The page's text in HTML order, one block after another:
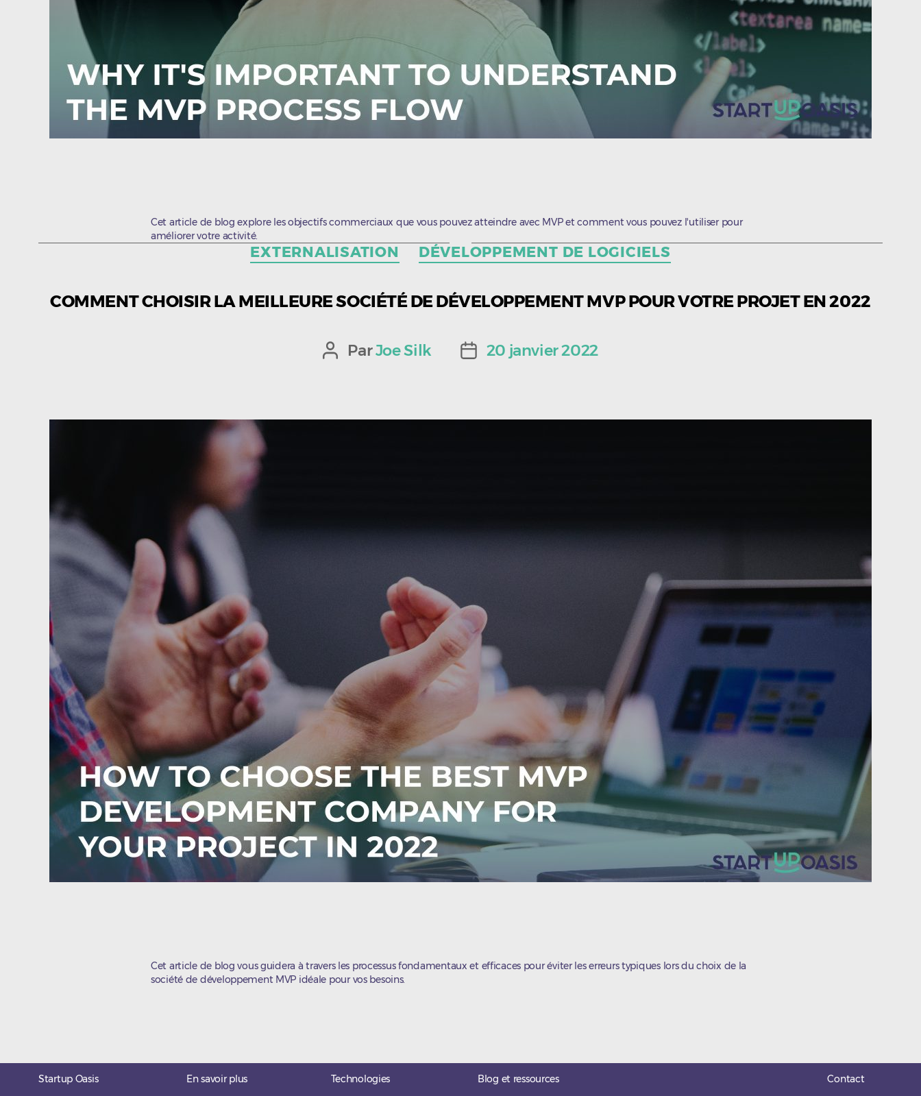
Cet article de blog explore les objectifs commerciaux que vous pouvez atteindre avec MVP et comment vous pouvez l'utiliser pour
améliorer votre activité.
EXTERNALISATION DÉVELOPPEMENT DE LOGICIELS
COMMENT CHOISIR LA MEILLEURE SOCIÉTÉ DE DÉVELOPPEMENT MVP POUR VOTRE PROJET EN 2022
Auteur
ParJoe Silk
Date20 janvier 2022
Cet article de blog vous guidera à travers les processus fondamentaux et efficaces pour éviter les erreurs typiques lors du choix de la
société de développement MVP idéale pour vos besoins.
Startup Oasis En savoir plus Technologies Blog et ressources Contact